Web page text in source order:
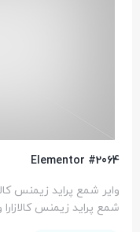
Elementor #2064
وایر شمع پراید زیمنس
شمع پراید زیمنس